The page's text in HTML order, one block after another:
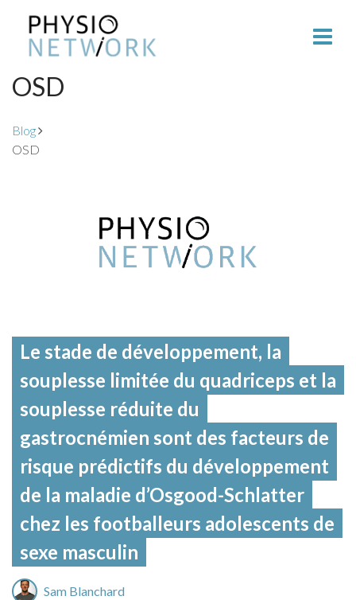
OSD
Blog
OSD
Le stade de développement, la
souplesse limitée du quadriceps et la
souplesse réduite du
gastrocnémien sont des facteurs de
risque prédictifs du développement
de la maladie d’Osgood-Schlatter
chez les footballeurs adolescents de
sexe masculin
Sam Blanchard